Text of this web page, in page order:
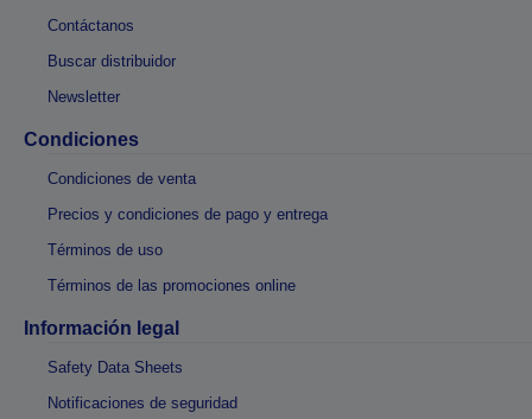
Contáctanos
Buscar distribuidor
Newsletter
Condiciones
Condiciones de venta
Precios y condiciones de pago y entrega
Términos de uso
Términos de las promociones online
Información legal
Safety Data Sheets
Notificaciones de seguridad